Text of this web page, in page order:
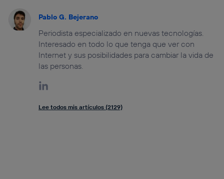
Pablo G. Bejerano
Periodista especializado en nuevas tecnologías.
Interesado en todo lo que tenga que ver con
Internet y sus posibilidades para cambiar la vida de
las personas.
Lee todos mis artículos (2129)